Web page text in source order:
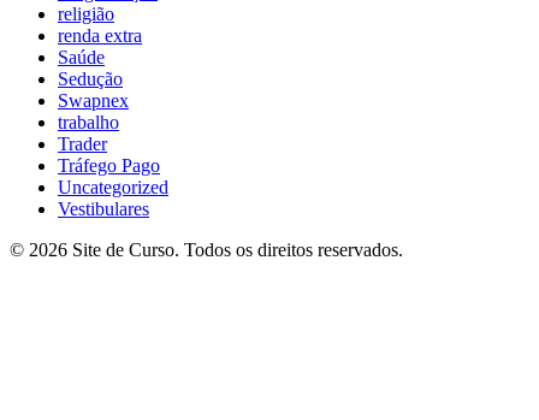
religião
renda extra
Saúde
Sedução
Swapnex
trabalho
Trader
Tráfego Pago
Uncategorized
Vestibulares
© 2026 Site de Curso. Todos os direitos reservados.